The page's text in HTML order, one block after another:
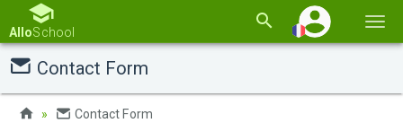
la
AlloSchool
Contact Form
Contact Form